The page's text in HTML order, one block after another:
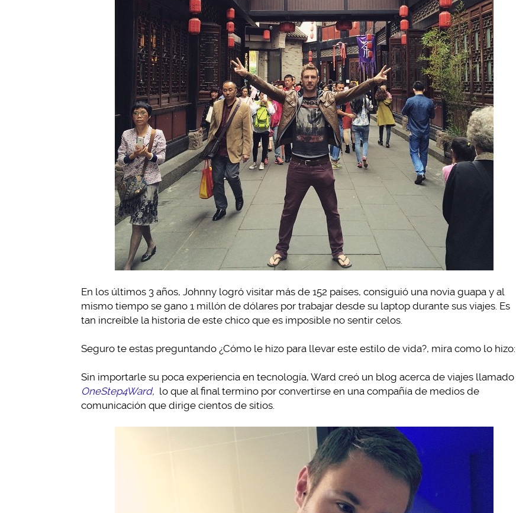
En los últimos 3 años, Johnny logró visitar más de 152 países, consiguió una novia guapa y al
mismo tiempo se gano 1 millón de dólares por trabajar desde su laptop durante sus viajes. Es
tan increíble la historia de este chico que es imposible no sentir celos.
Seguro te estas preguntando ¿Cómo le hizo para llevar este estilo de vida?, mira como lo hizo:
Sin importarle su poca experiencia en tecnología, Ward creó un blog acerca de viajes llamado
OneStep4Ward, lo que al final termino por convertirse en una compañía de medios de
comunicación que dirige cientos de sitios.